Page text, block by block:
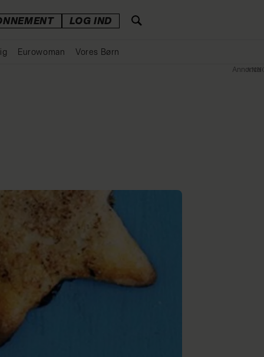
LOG IND
Eurowoman Vores Børn
Annonce